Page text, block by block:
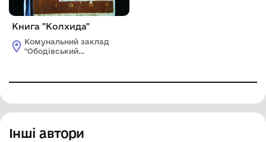
Книга "Колхида"
Комунальний заклад
"Ободівський
Інші автори